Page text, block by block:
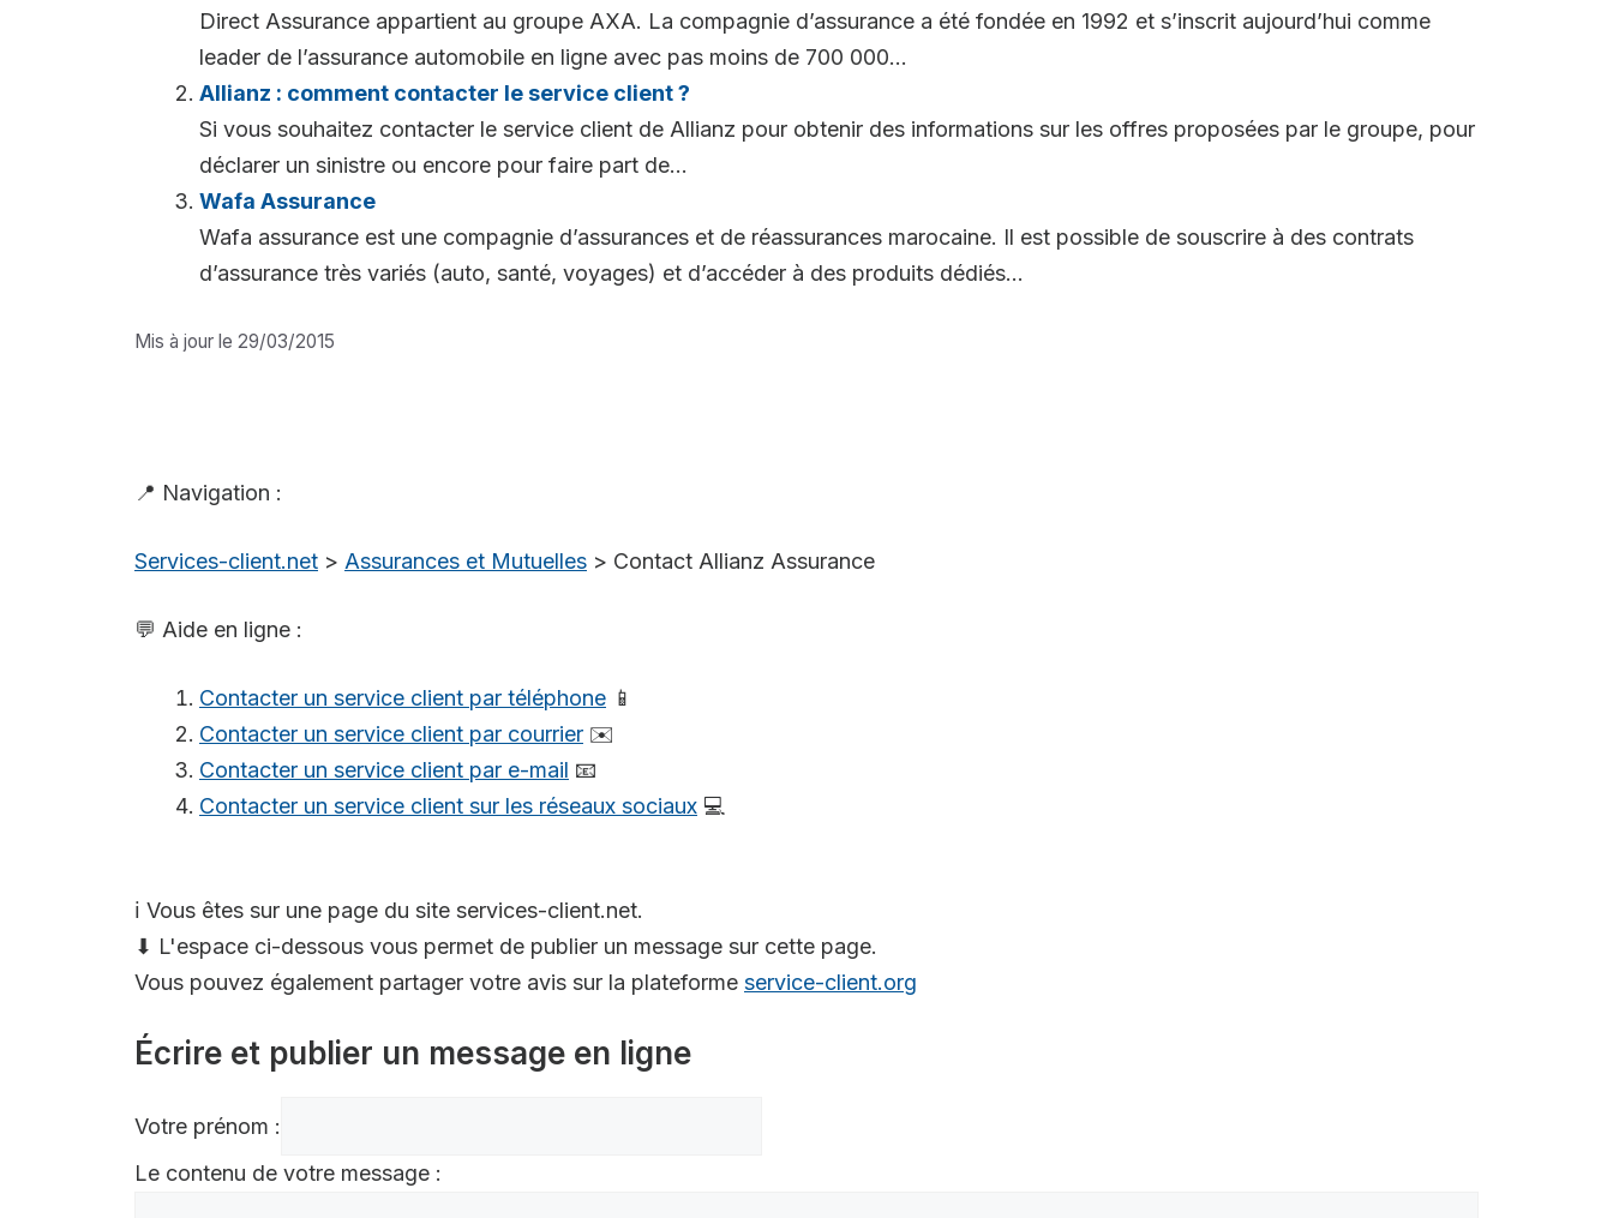
Direct Assurance appartient au groupe AXA. La compagnie d’assurance a été fondée en 1992 et s’inscrit aujourd’hui comme
leader de l’assurance automobile en ligne avec pas moins de 700 000...
Allianz : comment contacter le service client ?
Si vous souhaitez contacter le service client de Allianz pour obtenir des informations sur les offres proposées par le groupe, pour
déclarer un sinistre ou encore pour faire part de...
Wafa Assurance
Wafa assurance est une compagnie d’assurances et de réassurances marocaine. Il est possible de souscrire à des contrats
d’assurance très variés (auto, santé, voyages) et d’accéder à des produits dédiés...
Mis à jour le 29/03/2015
📍 Navigation :
Services-client.net > Assurances et Mutuelles > Contact Allianz Assurance
💬 Aide en ligne :
Contacter un service client par téléphone 📱
Contacter un service client par courrier ✉️
Contacter un service client par e-mail 📧
Contacter un service client sur les réseaux sociaux 💻
ℹ️ Vous êtes sur une page du site services-client.net.
⬇ L'espace ci-dessous vous permet de publier un message sur cette page.
Vous pouvez également partager votre avis sur la plateforme service-client.org
Écrire et publier un message en ligne
Votre prénom :
Le contenu de votre message :